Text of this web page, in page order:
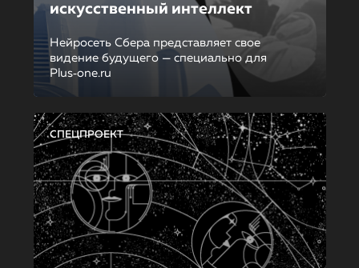
искусственный интеллект
Нейросеть Сбера представляет свое
видение будущего — специально для
Plus‑one.ru
СПЕЦПРОЕКТ